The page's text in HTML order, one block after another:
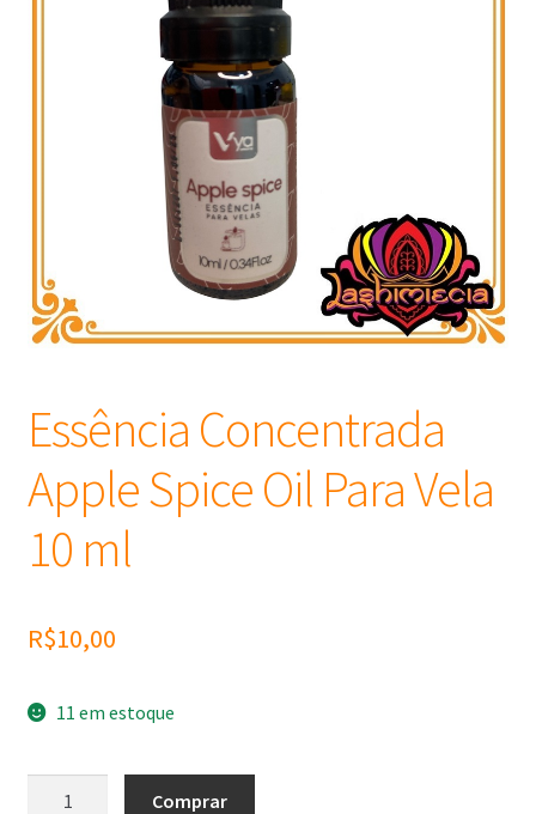
Corante, Pigmento e Óxido
Manteiga
Insumos para Vela
Essência Concentrada
Apple Spice Oil Para Vela
10 ml
R$10,00
11 em estoque
Comprar